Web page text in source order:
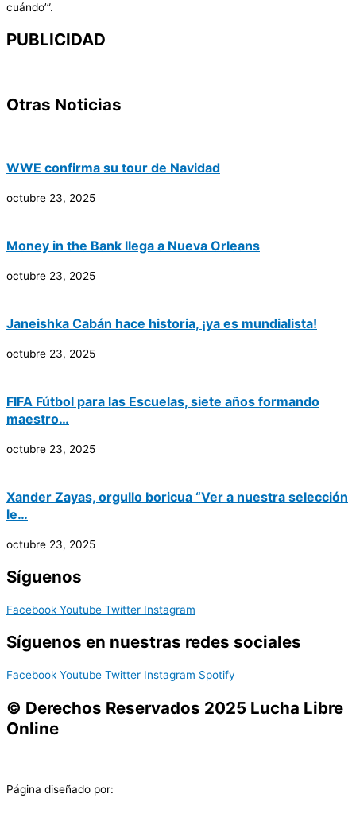
cuándo’”.
PUBLICIDAD
Otras Noticias
WWE confirma su tour de Navidad
octubre 23, 2025
Money in the Bank llega a Nueva Orleans
octubre 23, 2025
Janeishka Cabán hace historia, ¡ya es mundialista!
octubre 23, 2025
FIFA Fútbol para las Escuelas, siete años formando
maestro…
octubre 23, 2025
Xander Zayas, orgullo boricua “Ver a nuestra selección
le…
octubre 23, 2025
Síguenos
Facebook Youtube Twitter Instagram
Síguenos en nuestras redes sociales
Facebook Youtube Twitter Instagram Spotify
© Derechos Reservados 2025 Lucha Libre
Online
Página diseñado por: